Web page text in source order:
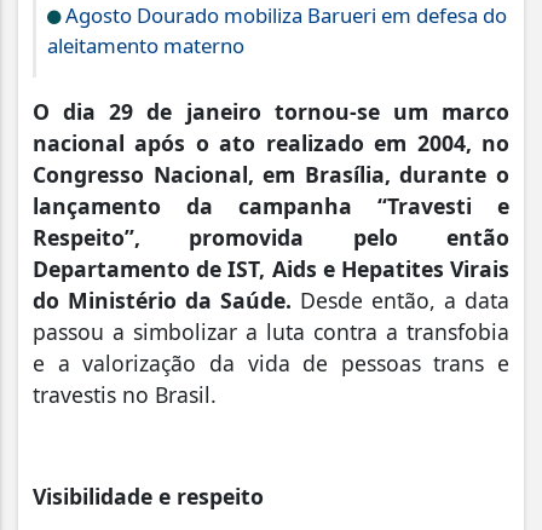
Agosto Dourado mobiliza Barueri em defesa do
aleitamento materno
O dia 29 de janeiro tornou-se um marco
nacional após o ato realizado em 2004, no
Congresso Nacional, em Brasília, durante o
lançamento da campanha “Travesti e
Respeito”, promovida pelo então
Departamento de IST, Aids e Hepatites Virais
do Ministério da Saúde. Desde então, a data
passou a simbolizar a luta contra a transfobia
e a valorização da vida de pessoas trans e
travestis no Brasil.
Visibilidade e respeito